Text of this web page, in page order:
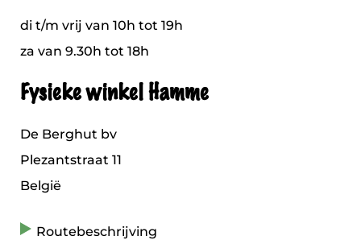
di t/m vrij van 10h tot 19h
za van 9.30h tot 18h
Fysieke winkel Hamme
De Berghut bv
Plezantstraat 11
België
Routebeschrijving